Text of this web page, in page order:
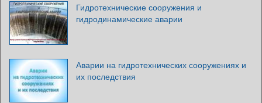
Гидротехнические сооружения и
гидродинамические аварии
Аварии на гидротехнических сооружениях и
их последствия